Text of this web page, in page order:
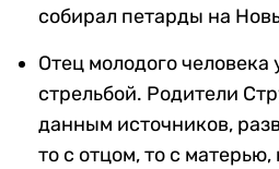
собирал петарды на
Отец молодого человека
стрельбой. Родители
данным источников,
то с отцом, то с